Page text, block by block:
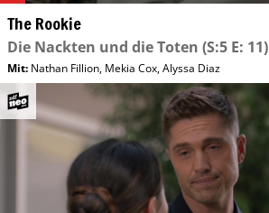
The Rookie
Die Nackten und die Toten (S:5 E: 11)
Mit: Nathan Fillion, Mekia Cox,Alyssa Diaz